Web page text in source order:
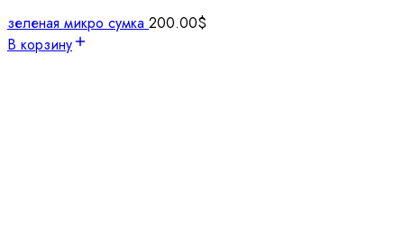
зеленая микро сумка 200.00$
В корзину